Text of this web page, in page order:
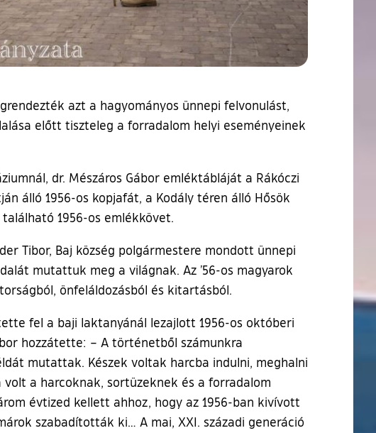
azt a hagyományos ünnepi felvonulást,
előtt tiszteleg a forradalom helyi eseményeinek
dr. Mészáros Gábor emléktábláját a Rákóczi
álló 1956-os kopjafát, a Kodály téren álló Hősök
1956-os emlékkövet.
Tibor, Baj község polgármestere mondott ünnepi
mutattuk meg a világnak. Az ’56-os magyarok
önfeláldozásból és kitartásból.
fel a baji laktanyánál lezajlott 1956-os októberi
hozzátette: – A történetből számunkra
mutattak. Készek voltak harcba indulni, meghalni
a harcoknak, sortüzeknek és a forradalom
évtized kellett ahhoz, hogy az 1956-ban kivívott
szabadították ki… A mai, XXI. századi generáció